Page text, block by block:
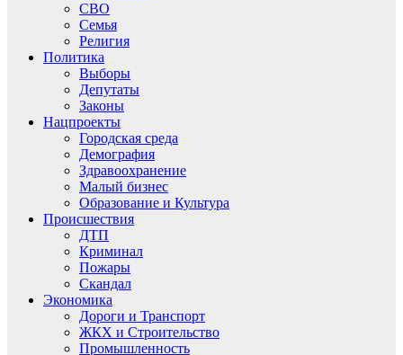
СВО
Семья
Религия
Политика
Выборы
Депутаты
Законы
Нацпроекты
Городская среда
Демография
Здравоохранение
Малый бизнес
Образование и Культура
Происшествия
ДТП
Криминал
Пожары
Скандал
Экономика
Дороги и Транспорт
ЖКХ и Строительство
Промышленность